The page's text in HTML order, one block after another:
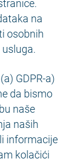
na
osobnih
GDPR-a)
da bismo
naše
naših
informacije
kolačići